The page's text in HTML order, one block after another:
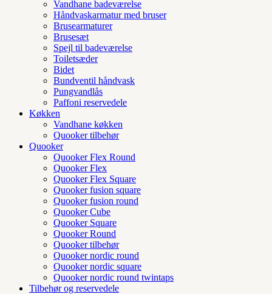
Vandhane badeværelse
Håndvaskarmatur med bruser
Brusearmaturer
Brusesæt
Spejl til badeværelse
Toiletsæder
Bidet
Bundventil håndvask
Pungvandlås
Paffoni reservedele
Køkken
Vandhane køkken
Quooker tilbehør
Quooker
Quooker Flex Round
Quooker Flex
Quooker Flex Square
Quooker fusion square
Quooker fusion round
Quooker Cube
Quooker Square
Quooker Round
Quooker tilbehør
Quooker nordic round
Quooker nordic square
Quooker nordic round twintaps
Tilbehør og reservedele